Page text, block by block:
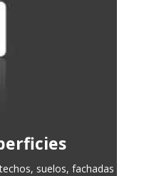
suelos, fachadas